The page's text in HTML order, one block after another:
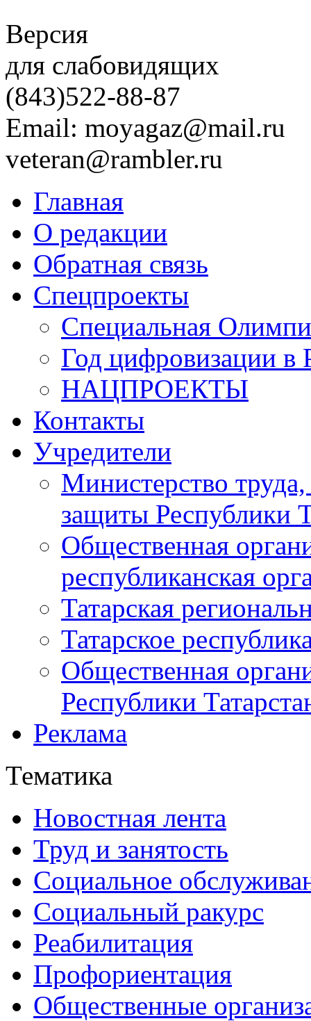
Версия
для слабовидящих
(843)522-88-87
Email: moyagaz@mail.ru
veteran@rambler.ru
Главная
О редакции
Обратная связь
Спецпроекты
Специальная
Год цифровизации в
НАЦПРОЕКТЫ
Контакты
Учредители
Министерство
защиты Республики
Общественная
республиканская
Татарская
Татарское
Общественная
Республики
Реклама
Тематика
Новостная лента
Труд и занятость
Социальное
Социальный ракурс
Реабилитация
Профориентация
Общественные